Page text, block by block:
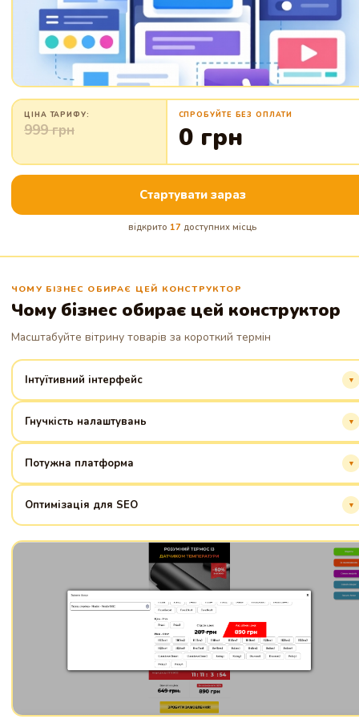
ЦІНА ТАРИФУ:
999 грн
СПРОБУЙТЕ БЕЗ ОПЛАТИ
0 грн
Стартувати зараз
відкрито 17 доступних місць
ЧОМУ БІЗНЕС ОБИРАЄ ЦЕЙ КОНСТРУКТОР
Чому бізнес обирає цей конструктор
Масштабуйте вітрину товарів за короткий термін
Інтуїтивний інтерфейс
Гнучкість налаштувань
Потужна платформа
Оптимізація для SEO